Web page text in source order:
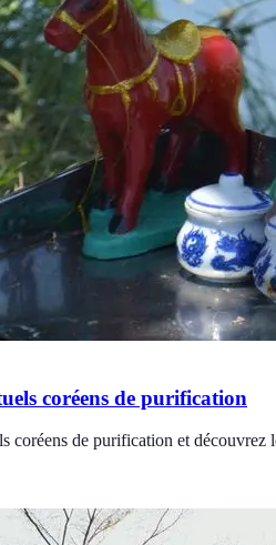
coréens de purification
coréens de purification et